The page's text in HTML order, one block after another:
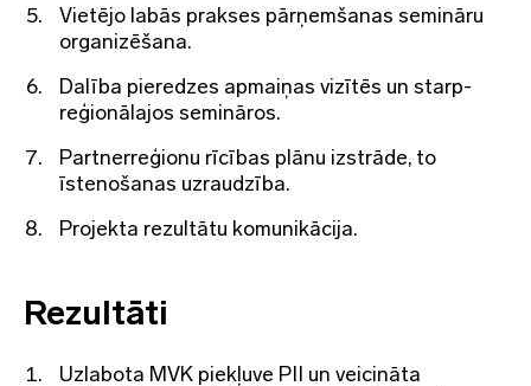
Vietējo labās prakses pārņemšanas semināru
organizēšana.
Dalība pieredzes apmaiņas vizītēs un starp-
reģionālajos semināros.
Partnerreģionu rīcības plānu izstrāde, to
īstenošanas uzraudzība.
Projekta rezultātu komunikācija.
Rezultāti
Uzlabota MVK piekļuve PII un veicināta